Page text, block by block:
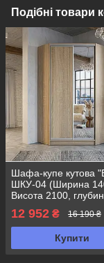
Подібні товари
Шафа-купе кутова
ШКУ-04 (Ширина
Висота 2100,
1400)
12 952 ₴ 16 190 ₴
Купити